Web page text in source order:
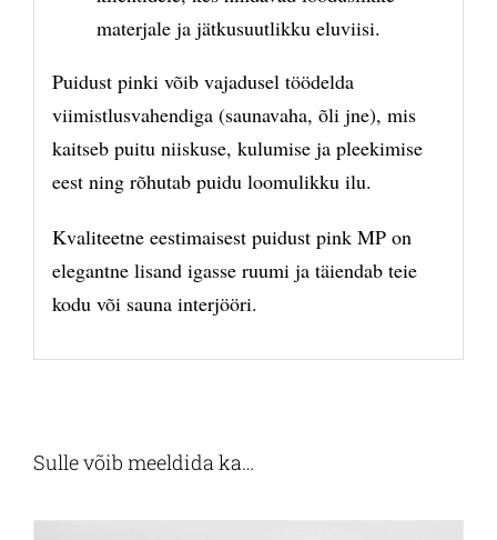
materjale ja jätkusuutlikku eluviisi.
Puidust pinki võib vajadusel töödelda
viimistlusvahendiga (saunavaha, õli jne), mis
kaitseb puitu niiskuse, kulumise ja pleekimise
eest ning rõhutab puidu loomulikku ilu.
Kvaliteetne eestimaisest puidust pink MP on
elegantne lisand igasse ruumi ja täiendab teie
kodu või sauna interjööri.
Sulle võib meeldida ka…